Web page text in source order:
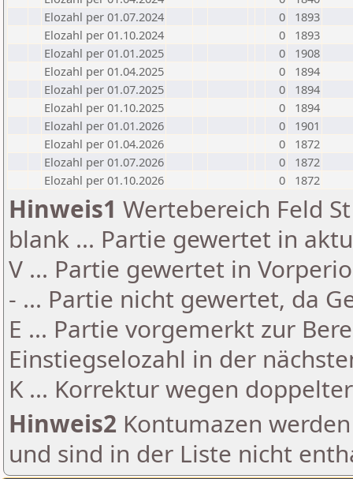
Elozahl per 01.07.2024
0
1893
Elozahl per 01.10.2024
0
1893
Elozahl per 01.01.2025
0
1908
Elozahl per 01.04.2025
0
1894
Elozahl per 01.07.2025
0
1894
Elozahl per 01.10.2025
0
1894
Elozahl per 01.01.2026
0
1901
Elozahl per 01.04.2026
0
1872
Elozahl per 01.07.2026
0
1872
Elozahl per 01.10.2026
0 1872
Hinweis1 Wertebereich Feld
blank ... Partie gewertet in
V ... Partie gewertet in
- ... Partie nicht gewertet, da
E ... Partie vorgemerkt zur
Einstiegselozahl in der
K ... Korrektur wegen
Hinweis2 Kontumazen
und sind in der Liste nicht